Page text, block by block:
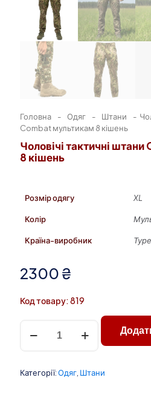
Головна - Одяг - Штани -
Combat мультикам 8 кішень
Чоловічі тактичні
8 кішень
Розмір одягу XL
Колір
Країна-виробник
2300 ₴
Код товару: 819
Чоловічі
тактичні
штани
мультикам
Категорії:Одяг Штани